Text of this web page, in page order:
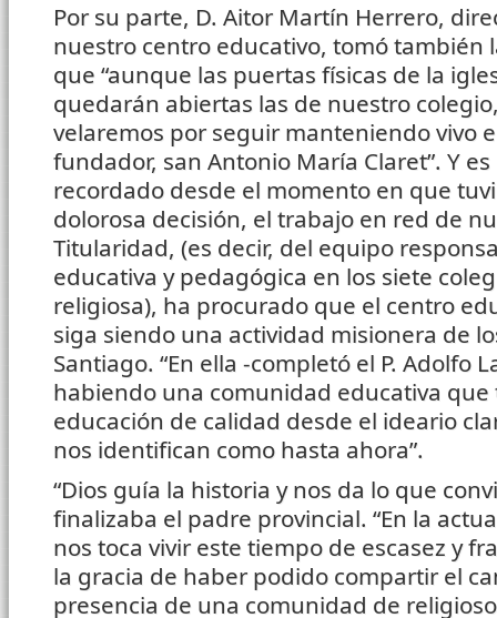
Por su parte, D. Aitor Martín Herrero,
nuestro centro educativo, tomó también
que “aunque las puertas físicas de la
quedarán abiertas las de nuestro
velaremos por seguir manteniendo vivo
fundador, san Antonio María Claret”. Y
recordado desde el momento en que
dolorosa decisión, el trabajo en red de
Titularidad, (es decir, del equipo
educativa y pedagógica en los siete
religiosa), ha procurado que el centro
siga siendo una actividad misionera de
Santiago. “En ella -completó el P. Adolfo
habiendo una comunidad educativa
educación de calidad desde el ideario
nos identifican como hasta ahora”.
“Dios guía la historia y nos da lo que
finalizaba el padre provincial. “En la
nos toca vivir este tiempo de escasez y
la gracia de haber podido compartir el
presencia de una comunidad de